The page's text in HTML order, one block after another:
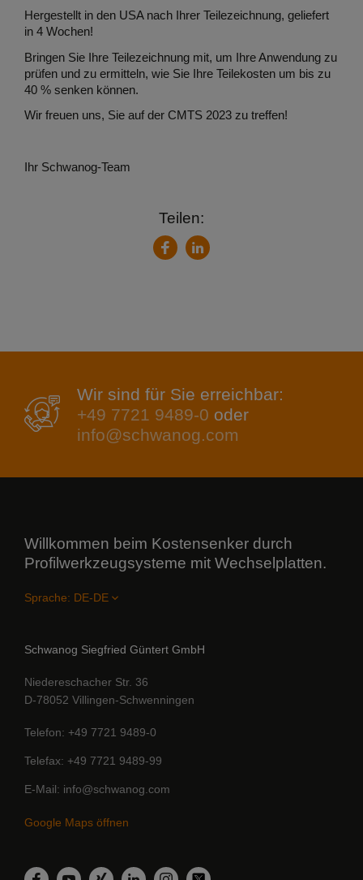
Hergestellt in den USA nach Ihrer Teilezeichnung, geliefert
in 4 Wochen!
Bringen Sie Ihre Teilezeichnung mit, um Ihre Anwendung zu
prüfen und zu ermitteln, wie Sie Ihre Teilekosten um bis zu
40 % senken können.
Wir freuen uns, Sie auf der CMTS 2023 zu treffen!
Ihr Schwanog-Team
Teilen:
FacebookLinkedIn
Wir sind für Sie erreichbar:
+49 7721 9489-0 oder
info@schwanog.com
Willkommen beim Kostensenker durch
Profilwerkzeugsysteme mit Wechselplatten.
Sprache:
Schwanog Siegfried Güntert GmbH
Niedereschacher Str. 36
D-78052 Villingen-Schwenningen
Telefon +49 7721 9489-0
Telefax +49 7721 9489-99
E-Mail info@schwanog.com
Google Maps öffnen